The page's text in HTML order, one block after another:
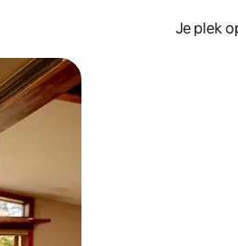
Je plek